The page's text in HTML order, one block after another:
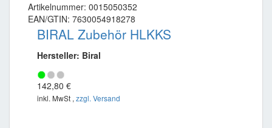
Artikelnummer: 0015050352
EAN/GTIN: 7630054918278
BIRAL Zubehör HLKKS
Hersteller: Biral
142,80 €
inkl. MwSt , zzgl. Versand